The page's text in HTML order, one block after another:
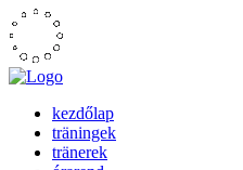
kezdőlap
träningek
tränerek